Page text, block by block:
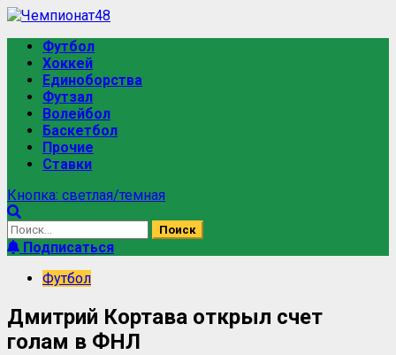
Перейти
содержимому
Основное
меню
Футбол
Хоккей
Единоборства
Футзал
Волейбол
Баскетбол
Прочие
Ставки
Кнопка: светлая/темная
Найти:
Подписаться
Футбол
Дмитрий Кортава открыл счет
голам в ФНЛ